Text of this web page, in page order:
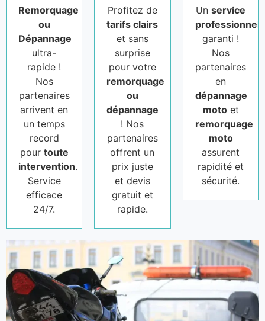
Remorquage
ou
Dépannage
ultra-
rapide !
Nos
partenaires
arrivent en
un temps
record
pour toute
intervention.
Service
efficace
24/7.
Profitez de
tarifs clairs
et sans
surprise
pour votre
remorquage
ou
dépannage
! Nos
partenaires
offrent un
prix juste
et devis
gratuit et
rapide.
Unservice
professionnel
garanti !
Nos
partenaires
en
dépannage
motoet
remorquage
moto
assurent
rapidité et
sécurité.